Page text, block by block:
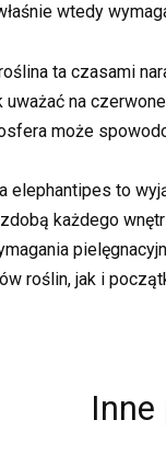
wtedy
ta czasami
uważać na
może
elephantipes to
każdego
roślin, jak i